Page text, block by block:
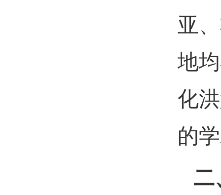
亚
地
化
的
二